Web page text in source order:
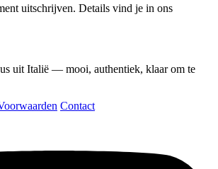
uitschrijven. Details vind je in ons
uit Italië — mooi, authentiek, klaar om te
Contact